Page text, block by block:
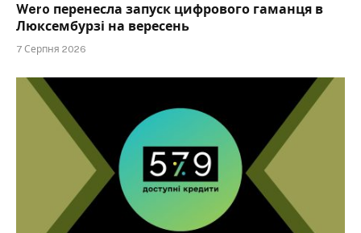
Wero перенесла запуск цифрового гаманця в
Люксембурзі на вересень
7 Серпня 2026